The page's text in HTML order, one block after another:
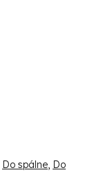
Do spálne, Do